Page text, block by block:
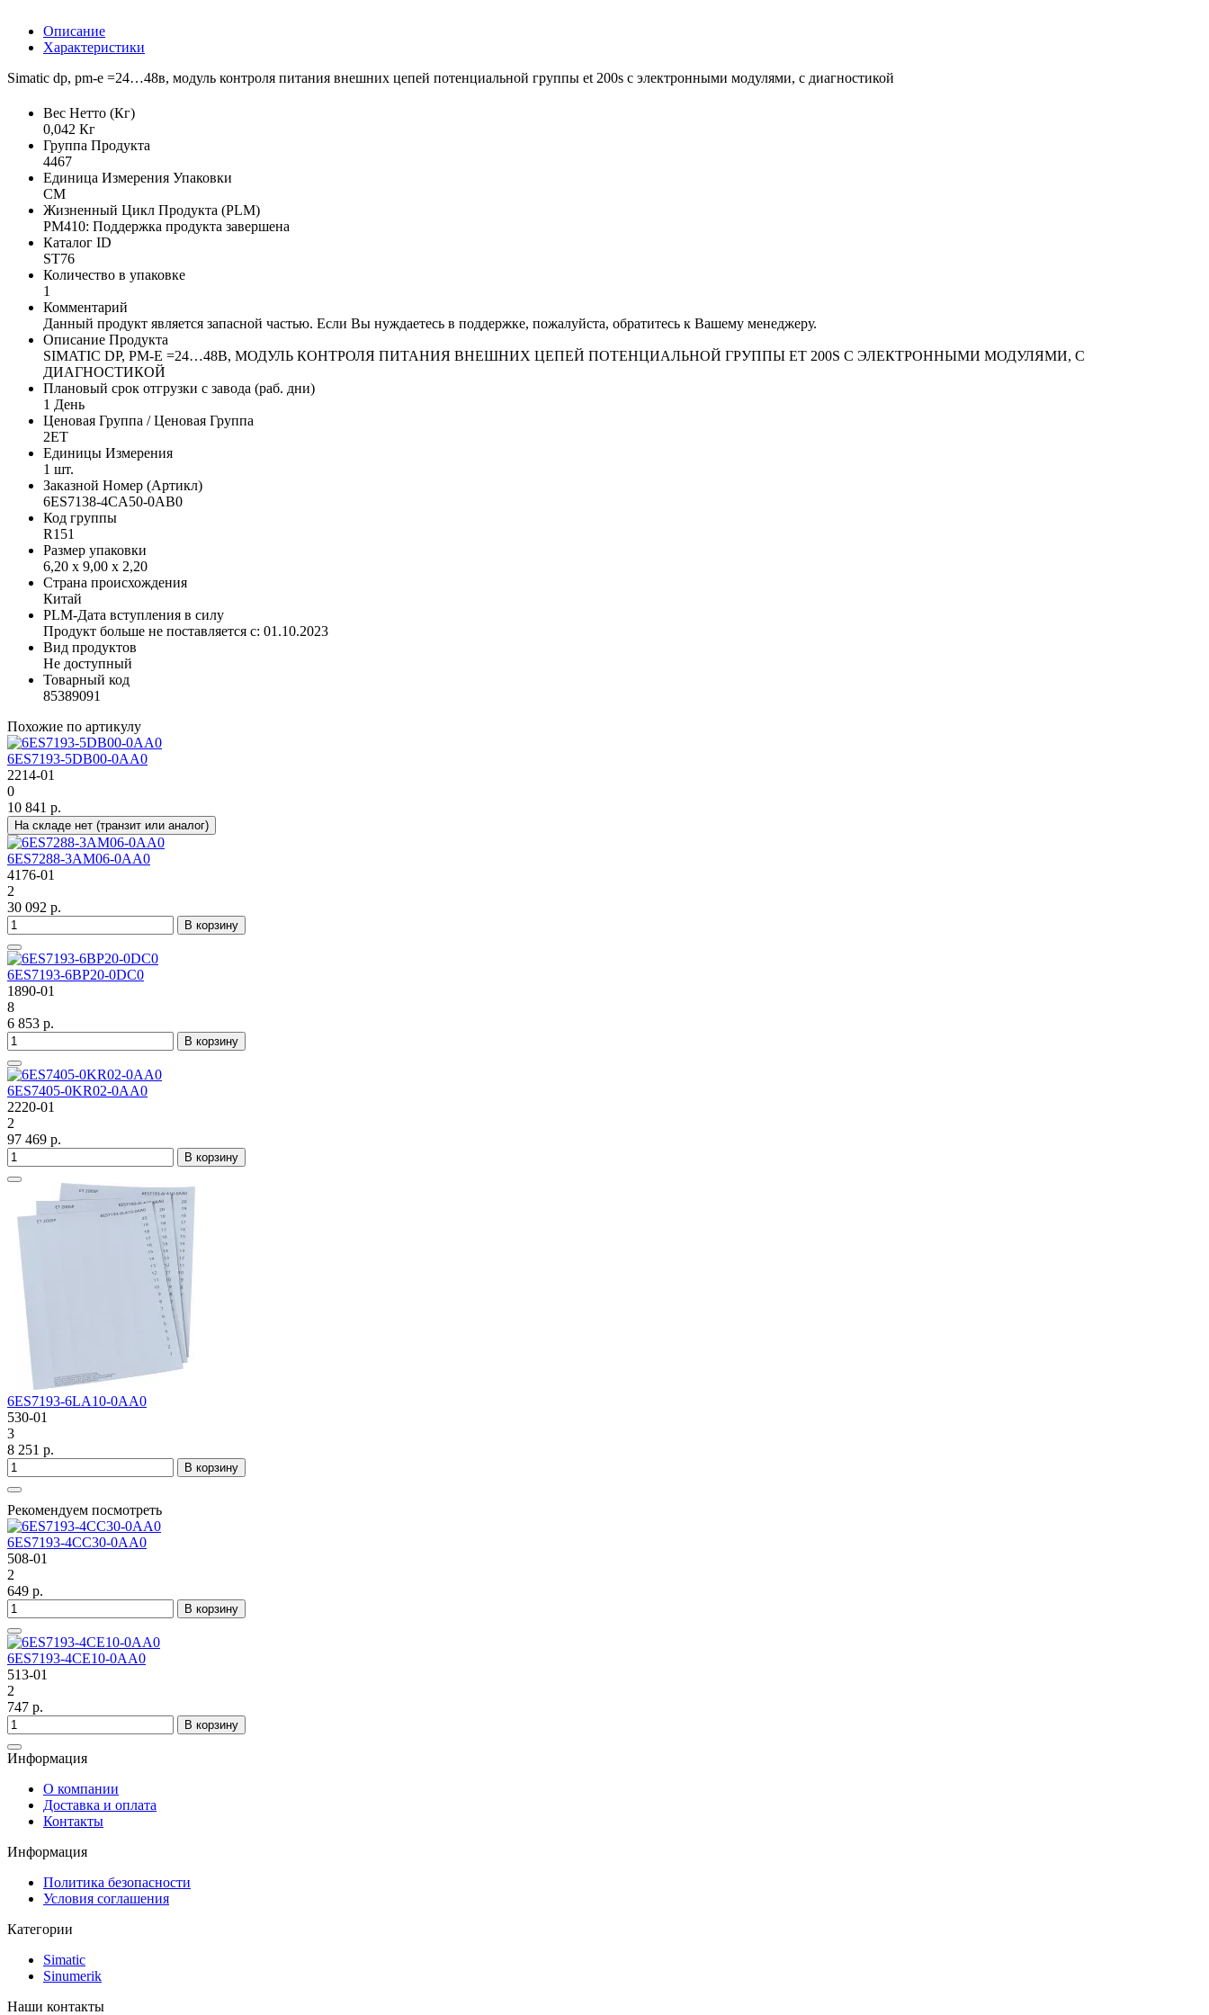
Описание
Характеристики
Simatic dp, pm-e =24…48в, модуль контроля питания внешних цепей потенциальной группы et 200s с электронными модулями, с диагностикой
Вес Нетто (Кг)
0,042 Кг
Группа Продукта
4467
Единица Измерения Упаковки
CM
Жизненный Цикл Продукта (PLM)
PM410: Поддержка продукта завершена
Каталог ID
ST76
Количество в упаковке
1
Комментарий
Данный продукт является запасной частью. Если Вы нуждаетесь в поддержке, пожалуйста, обратитесь к Вашему менеджеру.
Описание Продукта
SIMATIC DP, PM-E =24…48В, МОДУЛЬ КОНТРОЛЯ ПИТАНИЯ ВНЕШНИХ ЦЕПЕЙ ПОТЕНЦИАЛЬНОЙ ГРУППЫ ET 200S С ЭЛЕКТРОННЫМИ МОДУЛЯМИ, С
ДИАГНОСТИКОЙ
Плановый срок отгрузки с завода (раб. дни)
1 День
Ценовая Группа / Ценовая Группа
2ET
Единицы Измерения
1 шт.
Заказной Номер (Артикл)
6ES7138-4CA50-0AB0
Код группы
R151
Размер упаковки
6,20 x 9,00 x 2,20
Страна происхождения
Китай
PLM-Дата вступления в силу
Продукт больше не поставляется с: 01.10.2023
Вид продуктов
Не доступный
Товарный код
85389091
Похожие по артикулу
6ES7193-5DB00-0AA0
2214-01
0
10 841 р.
На складе нет (транзит или аналог)
6ES7288-3AM06-0AA0
4176-01
2
30 092 р.
В корзину
6ES7193-6BP20-0DC0
1890-01
8
6 853 р.
В корзину
6ES7405-0KR02-0AA0
2220-01
2
97 469 р.
В корзину
6ES7193-6LA10-0AA0
530-01
3
8 251 р.
В корзину
Рекомендуем посмотреть
6ES7193-4CC30-0AA0
508-01
2
649 р.
В корзину
6ES7193-4CE10-0AA0
513-01
2
747 р.
В корзину
Информация
О компании
Доставка и оплата
Контакты
Информация
Политика безопасности
Условия соглашения
Категории
Simatic
Sinumerik
Наши контакты